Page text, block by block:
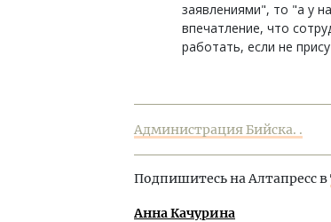
заявлениями", то "а у
впечатление, что
работать, если не
Администрация Бийска. .
Подпишитесь на Алтапресс в
Анна Качурина